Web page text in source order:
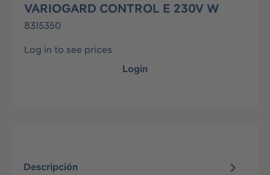
VARIOGARD CONTROL E 230V W
8315350
Log in to see prices
Login
Descripción